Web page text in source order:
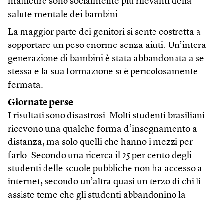
salute mentale dei bambini.
La maggior parte dei genitori si sente costretta a
sopportare un peso enorme senza aiuti. Un’intera
generazione di bambini è stata abbandonata a se
stessa e la sua formazione si è pericolosamente
fermata.
Giornate perse
I risultati sono disastrosi. Molti studenti brasiliani
ricevono una qualche forma d’insegnamento a
distanza, ma solo quelli che hanno i mezzi per
farlo. Secondo una ricerca il 25 per cento degli
studenti delle scuole pubbliche non ha accesso a
internet; secondo un’altra quasi un terzo di chi li
assiste teme che gli studenti abbandonino la